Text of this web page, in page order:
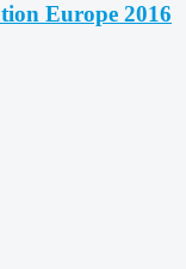
Europe 2016